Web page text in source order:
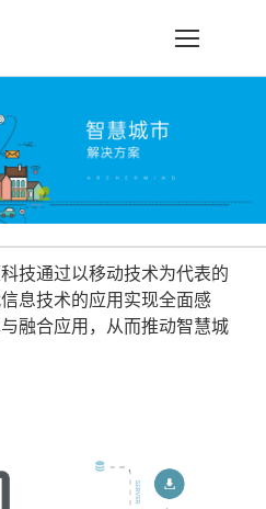
技通过以移动技术为代表的
息技术的应用实现全面感
融合应用，从而推动智慧城